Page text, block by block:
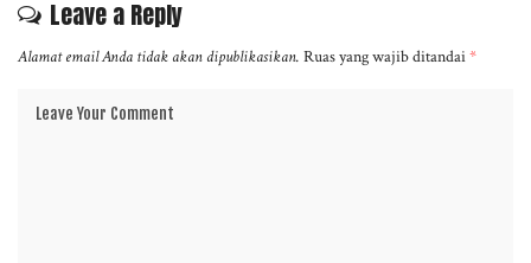
Leave a Reply
Alamat email Anda tidak akan dipublikasikan. Ruas yang wajib ditandai*